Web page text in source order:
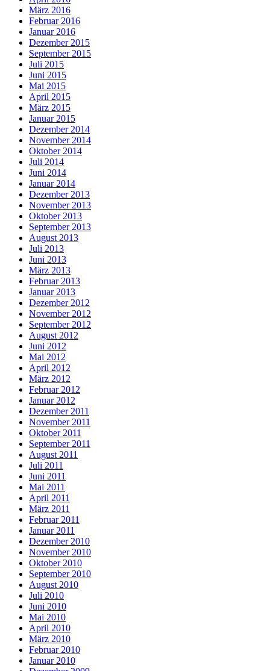
März 2016
Februar 2016
Januar 2016
Dezember 2015
September 2015
Juli 2015
Juni 2015
Mai 2015
April 2015
März 2015
Januar 2015
Dezember 2014
November 2014
Oktober 2014
Juli 2014
Juni 2014
Januar 2014
Dezember 2013
November 2013
Oktober 2013
September 2013
August 2013
Juli 2013
Juni 2013
März 2013
Februar 2013
Januar 2013
Dezember 2012
November 2012
September 2012
August 2012
Juni 2012
Mai 2012
April 2012
März 2012
Februar 2012
Januar 2012
Dezember 2011
November 2011
Oktober 2011
September 2011
August 2011
Juli 2011
Juni 2011
Mai 2011
April 2011
März 2011
Februar 2011
Januar 2011
Dezember 2010
November 2010
Oktober 2010
September 2010
August 2010
Juli 2010
Juni 2010
Mai 2010
April 2010
März 2010
Februar 2010
Januar 2010